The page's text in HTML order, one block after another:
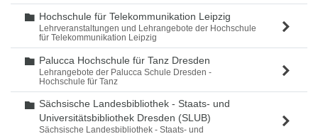
Ordner
Hochschule für Telekommunikation Leipzig
Lehrveranstaltungen und Lehrangebote der Hochschule
für Telekommunikation Leipzig
Ordner
Palucca Hochschule für Tanz Dresden
Lehrangebote der Palucca Schule Dresden -
Hochschule für Tanz
Ordner
Sächsische Landesbibliothek - Staats- und
Universitätsbibliothek Dresden (SLUB)
Sächsische Landesbibliothek - Staats- und